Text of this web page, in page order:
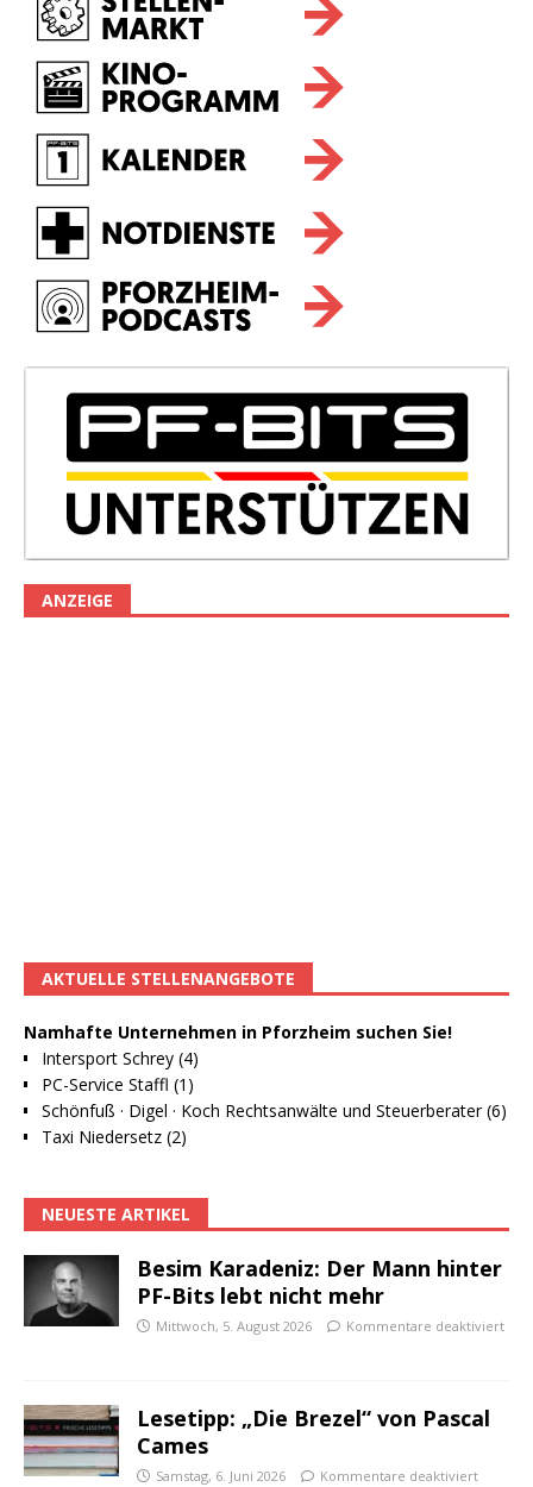
ANZEIGE
AKTUELLE STELLENANGEBOTE
Namhafte Unternehmen in Pforzheim suchen Sie!
Intersport Schrey (4)
PC-Service Staffl (1)
Schönfuß · Digel · Koch Rechtsanwälte und Steuerberater (6)
Taxi Niedersetz (2)
NEUESTE ARTIKEL
Besim Karadeniz: Der Mann hinter
PF-Bits lebt nicht mehr
Mittwoch, 5. August 2026 Kommentare deaktiviert
Lesetipp: „Die Brezel“ von Pascal
Cames
Samstag, 6. Juni 2026 Kommentare deaktiviert